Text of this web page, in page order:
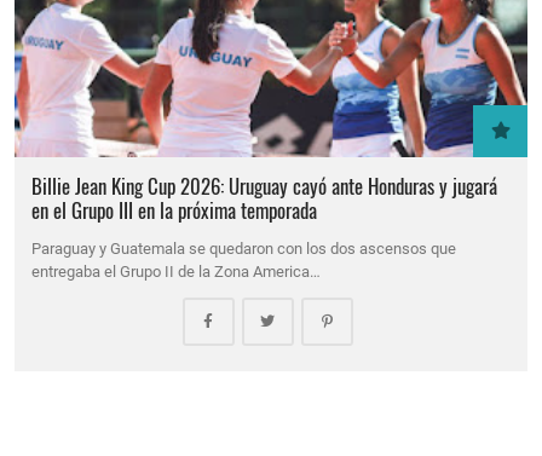
Billie Jean King Cup 2026: Uruguay cayó ante Honduras y jugará
en el Grupo III en la próxima temporada
Paraguay y Guatemala se quedaron con los dos ascensos que
entregaba el Grupo II de la Zona America…